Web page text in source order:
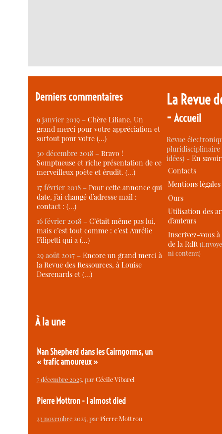
Derniers commentaires
9 janvier 2019 –Chère Liliane, Un
grand merci pour votre appréciation et
surtout pour votre (…)
30 décembre 2018 –Bravo !
Somptueuse et riche présentation de ce
merveilleux poète et érudit. (…)
17 février 2018 –Pour cette annonce qui
date, j’ai changé d’adresse mail :
contact : (…)
16 février 2018 –C’était même pas lui,
mais c’est tout comme : c’est Aurélie
Filipetti qui a (…)
29 août 2017 –Encore un grand merci à
la Revue des Ressources, à Louise
Desrenards et (…)
À la une
Nan Shepherd dans les Cairngorms, un
« trafic amoureux »
7 décembre 2025, parCécile Vibarel
Pierre Mottron - I almost died
23 novembre 2025, parPierre Mottron
La Revue
-Accueil
Revue
idées) -En
Contacts
Mentions légales
Ours
Utilisation des
d’auteurs
Inscrivez-vous
de la RdR
ni contenu)